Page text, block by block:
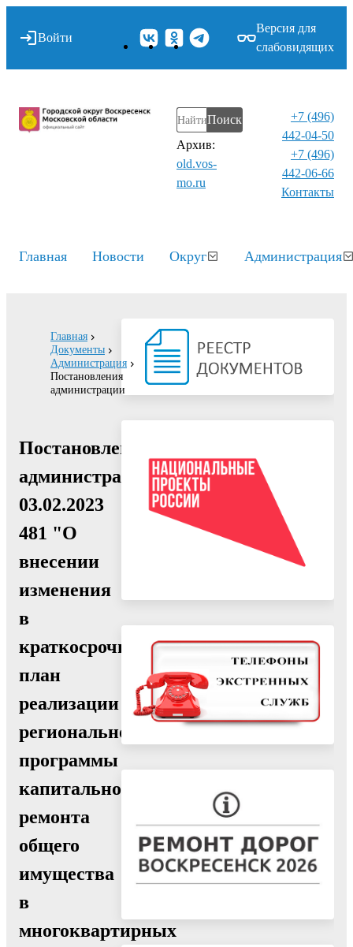
Войти
Версия для
слабовидящих
Поиск
Архив:
old.vos-
mo.ru
+7 (496)
442-04-50
+7 (496)
442-06-66
Контакты⁠
Главная Новости Округ Администрация
Главная
Документы
Администрация
Постановления
администрации
Постановление
администрации
03.02.2023
481 "О
внесении
изменения
в
краткосрочный
план
реализации
региональной
программы
капитального
ремонта
общего
имущества
в
многоквартирных